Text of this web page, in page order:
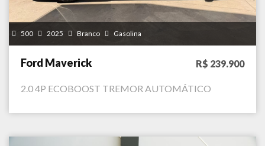
500 2025 Branco Gasolina
Ford Maverick R$ 239.900
2.0 4P ECOBOOST TREMOR AUTOMÁTICO